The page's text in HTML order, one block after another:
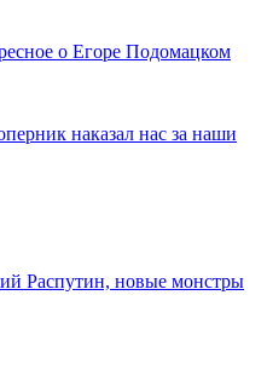
о Егоре Подомацком
наказал нас за наши
Распутин, новые монстры